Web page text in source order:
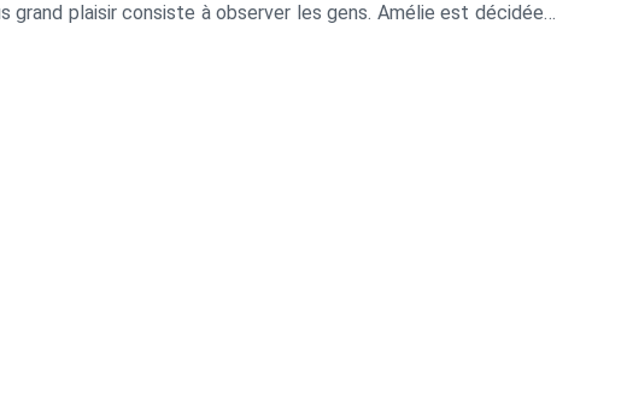
grand plaisir consiste à observer les gens. Amélie est décidée à